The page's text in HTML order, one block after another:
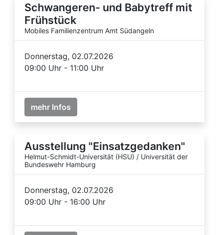
Schwangeren- und Babytreff mit
Frühstück
Mobiles Familienzentrum Amt Südangeln
Donnerstag, 02.07.2026
09:00 Uhr - 11:00 Uhr
mehr Infos
Ausstellung "Einsatzgedanken"
Helmut-Schmidt-Universität (HSU) / Universität der
Bundeswehr Hamburg
Donnerstag, 02.07.2026
09:00 Uhr - 16:00 Uhr